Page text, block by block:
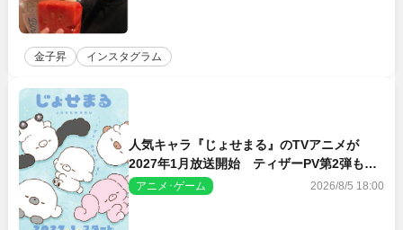
金子昇 インスタグラム
人気キャラ『じょせまる』のTVアニメが
2027年1月放送開始 ティザーPV第2弾も解
禁に
アニメ･ゲーム 2026/8/5 18:00